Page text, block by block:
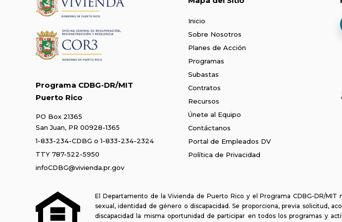
Programa CDBG-DR/MIT
Puerto Rico
PO Box 21365
San Juan, PR 00928-1365
1-833-234-CDBG o1-833-234-2324
TTY 787-522-5950
infoCDBG@vivienda.pr.gov
Inicio
Sobre Nosotros
Planes de Acción
Programas
Subastas
Contratos
Recursos
Únete al Equipo
Contáctanos
Portal de Empleados DV
Política de Privacidad
El Departamento de la Vivienda de Puerto Rico y el Programa CDBG-DR/
sexual, identidad de género o discapacidad. Se proporciona, previa solicitud,
discapacidad la misma oportunidad de participar en todos los programas y